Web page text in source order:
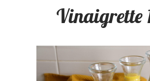
Vinaigrette